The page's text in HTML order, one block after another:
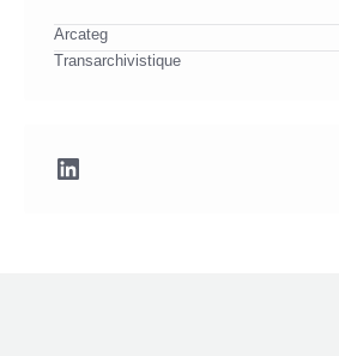
Arcateg
Transarchivistique
LinkedIn